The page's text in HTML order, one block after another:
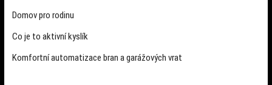
Domov pro rodinu
Co je to aktivní kyslík
Komfortní automatizace bran a garážových vrat